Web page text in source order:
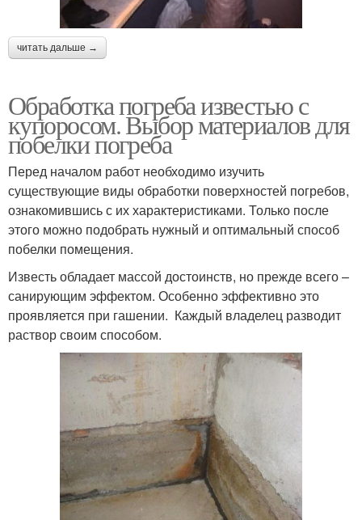
читать дальше →
Обработка погреба известью с
купоросом. Выбор материалов для
побелки погреба
Перед началом работ необходимо изучить
существующие виды обработки поверхностей погребов,
ознакомившись с их характеристиками. Только после
этого можно подобрать нужный и оптимальный способ
побелки помещения.
Известь обладает массой достоинств, но прежде всего –
санирующим эффектом. Особенно эффективно это
проявляется при гашении. Каждый владелец разводит
раствор своим способом.